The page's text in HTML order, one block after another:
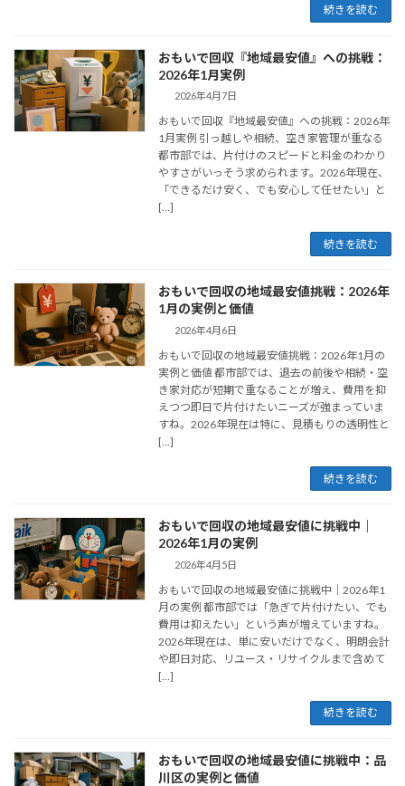
続きを読む
おもいで回収『地域最安値』への挑戦：
2026年1月実例
2026年4月7日
おもいで回収『地域最安値』への挑戦：2026年
1月実例 引っ越しや相続、空き家管理が重なる
都市部では、片付けのスピードと料金のわかり
やすさがいっそう求められます。2026年現在、
「できるだけ安く、でも安心して任せたい」と
[…]
続きを読む
おもいで回収の地域最安値挑戦：2026年
1月の実例と価値
2026年4月6日
おもいで回収の地域最安値挑戦：2026年1月の
実例と価値 都市部では、退去の前後や相続・空
き家対応が短期で重なることが増え、費用を抑
えつつ即日で片付けたいニーズが強まっていま
すね。2026年現在は特に、見積もりの透明性と
[…]
続きを読む
おもいで回収の地域最安値に挑戦中｜
2026年1月の実例
2026年4月5日
おもいで回収の地域最安値に挑戦中｜2026年1
月の実例 都市部では「急ぎで片付けたい、でも
費用は抑えたい」という声が増えていますね。
2026年現在は、単に安いだけでなく、明朗会計
や即日対応、リユース・リサイクルまで含めて
[…]
続きを読む
おもいで回収の地域最安値に挑戦中：品
川区の実例と価値